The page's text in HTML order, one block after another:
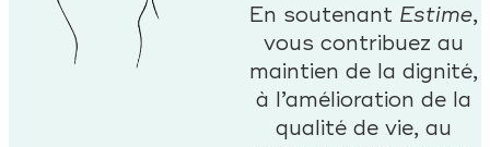
En soutenant Estime,
vous contribuez au
maintien de la dignité,
à l’amélioration de la
qualité de vie, au